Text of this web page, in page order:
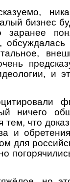
бизнес
и
ничего
тем, что
и
для